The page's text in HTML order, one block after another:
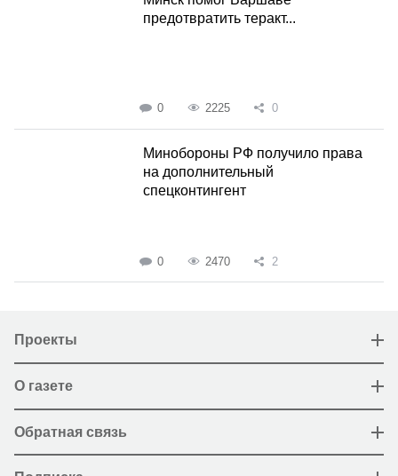
предотвратить теракт...
0 2225 0
Минобороны РФ получило права
на дополнительный
спецконтингент
0 2470 2
Проекты
О газете
Обратная связь